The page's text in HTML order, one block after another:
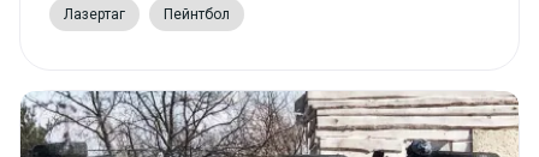
Лазертаг Пейнтбол